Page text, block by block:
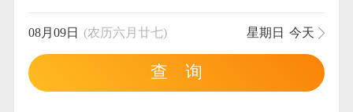
08月09日 (农历六月廿七) 星期日 今天
查 询